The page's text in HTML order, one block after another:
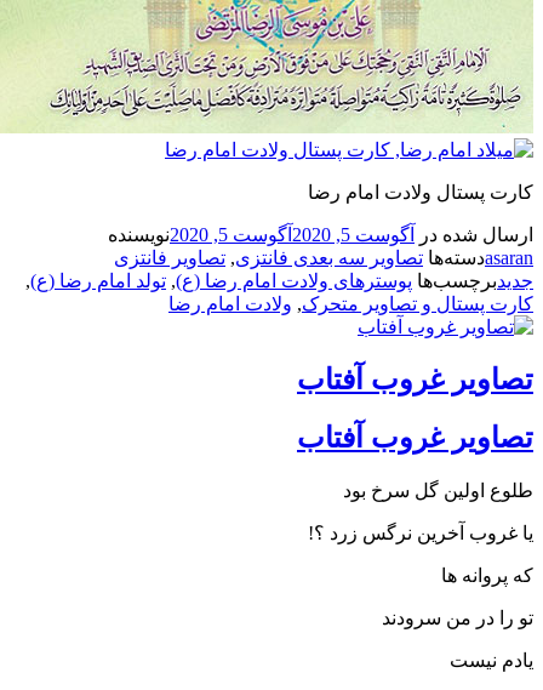
ولادت امام رضا
شده درآگوست 5, 2020 آگوست 5, 2020
نویسنده
تصاویر سه بعدی فانتزی,تصاویر فانتزی
پوسترهای ولادت امام رضا (ع) , تولد امام رضا (ع) ,
و تصاویر متحرک ,ولادت امام رضا
غروب آفتاب
غروب آفتاب
گل سرخ بود
آخرین نرگس زرد ؟!
ها
من سرودند